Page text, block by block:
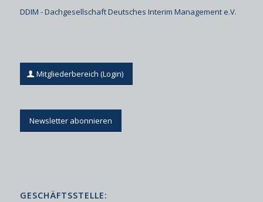
DDIM - Dachgesellschaft Deutsches Interim Management e.V.
Mitgliederbereich (Login)
Newsletter abonnieren
GESCHÄFTSSTELLE: